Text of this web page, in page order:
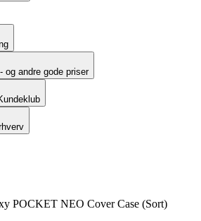
og andre gode priser
POCKET NEO Cover Case (Sort)